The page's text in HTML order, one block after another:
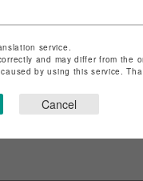
ャイン ブライト/アリス
ちら
service.
and may differ from the
by using this service.
Cancel